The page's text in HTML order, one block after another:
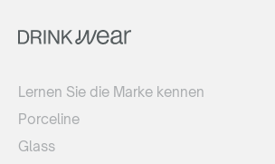
Lernen Sie die Marke kennen
Porceline
Glass